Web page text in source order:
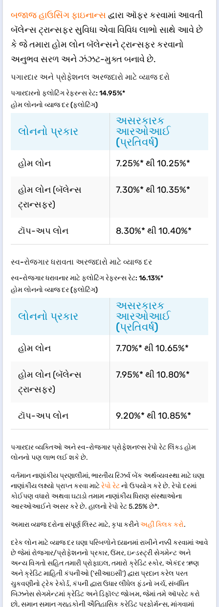
બજાજ હાઉસિંગ ફાઇનાન્સ દ્વારા ઑફર કરવામાં આવતી
બૅલેન્સ ટ્રાન્સફર સુવિધા એવા વિવિધ લાભો સાથે આવે છે
કે જે તમારા હોમ લોન બૅલેન્સને ટ્રાન્સફર કરવાનો
અનુભવ સરળ અને ઝંઝટ-મુક્ત બનાવે છે.
પગારદાર અને પ્રોફેશનલ અરજદારો માટે વ્યાજ દરો
પગારદારનો ફ્લોટિંગ રેફરન્સ રેટ: 14.95%*
હોમ લોનનો વ્યાજ દર (ફ્લોટિંગ)
લોનનો પ્રકાર
અસરકારક
આરઓઆઈ
(પ્રતિવર્ષ)
હોમ લોન 7.25%* થી 10.25%*
હોમ લોન (બૅલેન્સ
ટ્રાન્સફર)
7.30%* થી 10.35%*
ટૉપ-અપ લોન 8.30%* થી 10.40%*
સ્વ-રોજગાર ધરાવતા અરજદારો માટે વ્યાજ દર
સ્વ-રોજગાર ધરાવનાર માટે ફ્લોટિંગ રેફરન્સ રેટ: 16.13%*
હોમ લોનનો વ્યાજ દર (ફ્લોટિંગ)
લોનનો પ્રકાર
અસરકારક
આરઓઆઈ
(પ્રતિવર્ષ)
હોમ લોન 7.70%* થી 10.65%*
હોમ લોન (બૅલેન્સ
ટ્રાન્સફર)
7.95%* થી 10.80%*
ટૉપ-અપ લોન 9.20%* થી 10.85%*
પગારદાર વ્યક્તિઓ અને સ્વ-રોજગાર પ્રોફેશનલ્સ રેપો રેટ લિંક્ડ હોમ
લોનનો પણ લાભ લઈ શકે છે.
વર્તમાન નાણાંકીય પ્રણાલીમાં, ભારતીય રિઝર્વ બેંક અર્થવ્યવસ્થા માટે ઘણા
નાણાંકીય લક્ષ્યો પ્રાપ્ત કરવા માટેરેપો રેટનો ઉપયોગ કરે છે. રેપો દરમાં
કોઈપણ વધારો અથવા ઘટાડો તમામ નાણાંકીય ધિરાણ સંસ્થાઓના
આરઓઆઈને અસર કરે છે. હાલનો રેપો રેટ 5.25% છે*.
અમારા વ્યાજ દરોના સંપૂર્ણ લિસ્ટ માટે, કૃપા કરીનેઅહીં ક્લિક કરો.
દરેક લોન માટે વ્યાજ દર ઘણા પરિબળોને ધ્યાનમાં રાખીને નક્કી કરવામાં આવે
છે જેમાં રોજગાર/પ્રોફેશનનો પ્રકાર, ઉંમર, ઇન્ડસ્ટ્રી સેગમેન્ટ અને
અન્ય વિગતો સહિત તમારી પ્રોફાઇલ, તમારો ક્રેડિટ સ્કોર, એકંદર ઋણ
અને ક્રેડિટ માહિતી કંપનીઓ ('સીઆઇસી') દ્વારા પ્રદાન કરેલ પરત
ચુકવણીનો ટ્રેક રેકોર્ડ, કંપની દ્વારા ઉધાર લીધેલ ફંડનો ખર્ચ, સંબંધિત
બિઝનેસ સેગમેન્ટમાં ક્રેડિટ અને ડિફૉલ્ટ જોખમ, જેમાં તમે ઑપરેટ કરો
છો, સમાન સમાન ગ્રાહકોની ઐતિહાસિક ક્રેડિટ પરફોર્મન્સ, માંગવામાં